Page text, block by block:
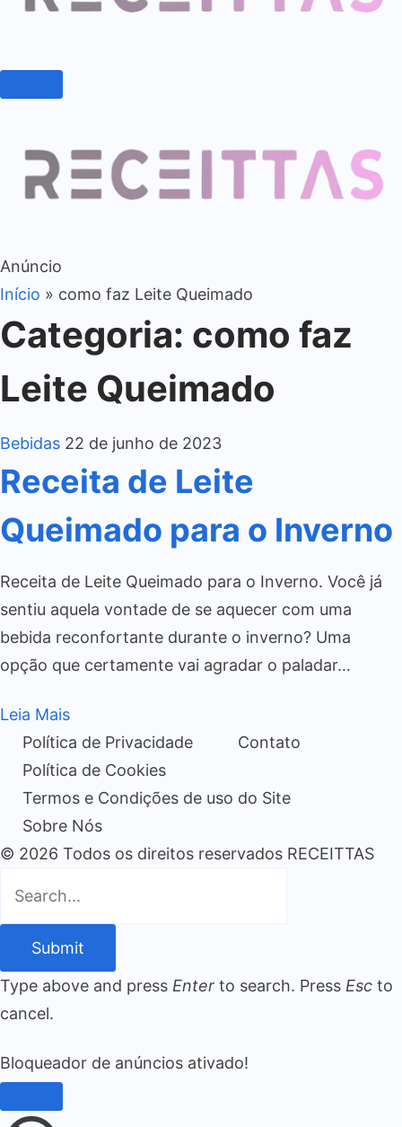
Anúncio
Início » como faz Leite Queimado
Categoria: como faz
Leite Queimado
Bebidas 22 de junho de 2023
Receita de Leite
Queimado para o Inverno
Receita de Leite Queimado para o Inverno. Você já
sentiu aquela vontade de se aquecer com uma
bebida reconfortante durante o inverno? Uma
opção que certamente vai agradar o paladar…
Leia Mais
Política de Privacidade
Contato
Política de Cookies
Termos e Condições de uso do Site
Sobre Nós
© 2026 Todos os direitos reservados RECEITTAS
Submit
Type above and press Enter to search. Press Esc to
cancel.
Bloqueador de anúncios ativado!